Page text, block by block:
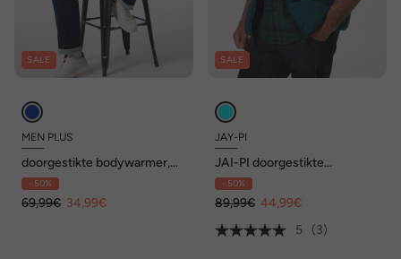
SALE
MEN PLUS
doorgestikte bodywarmer,
college-kraag, tot 8XL
- 50%
69,99€ 34,99€
SALE
JAY-PI
JAI-PI doorgestikte
bodywarmer, outdoor,
waterafstotend, tot 7XL
- 50%
89,99€ 44,99€
5
(3)